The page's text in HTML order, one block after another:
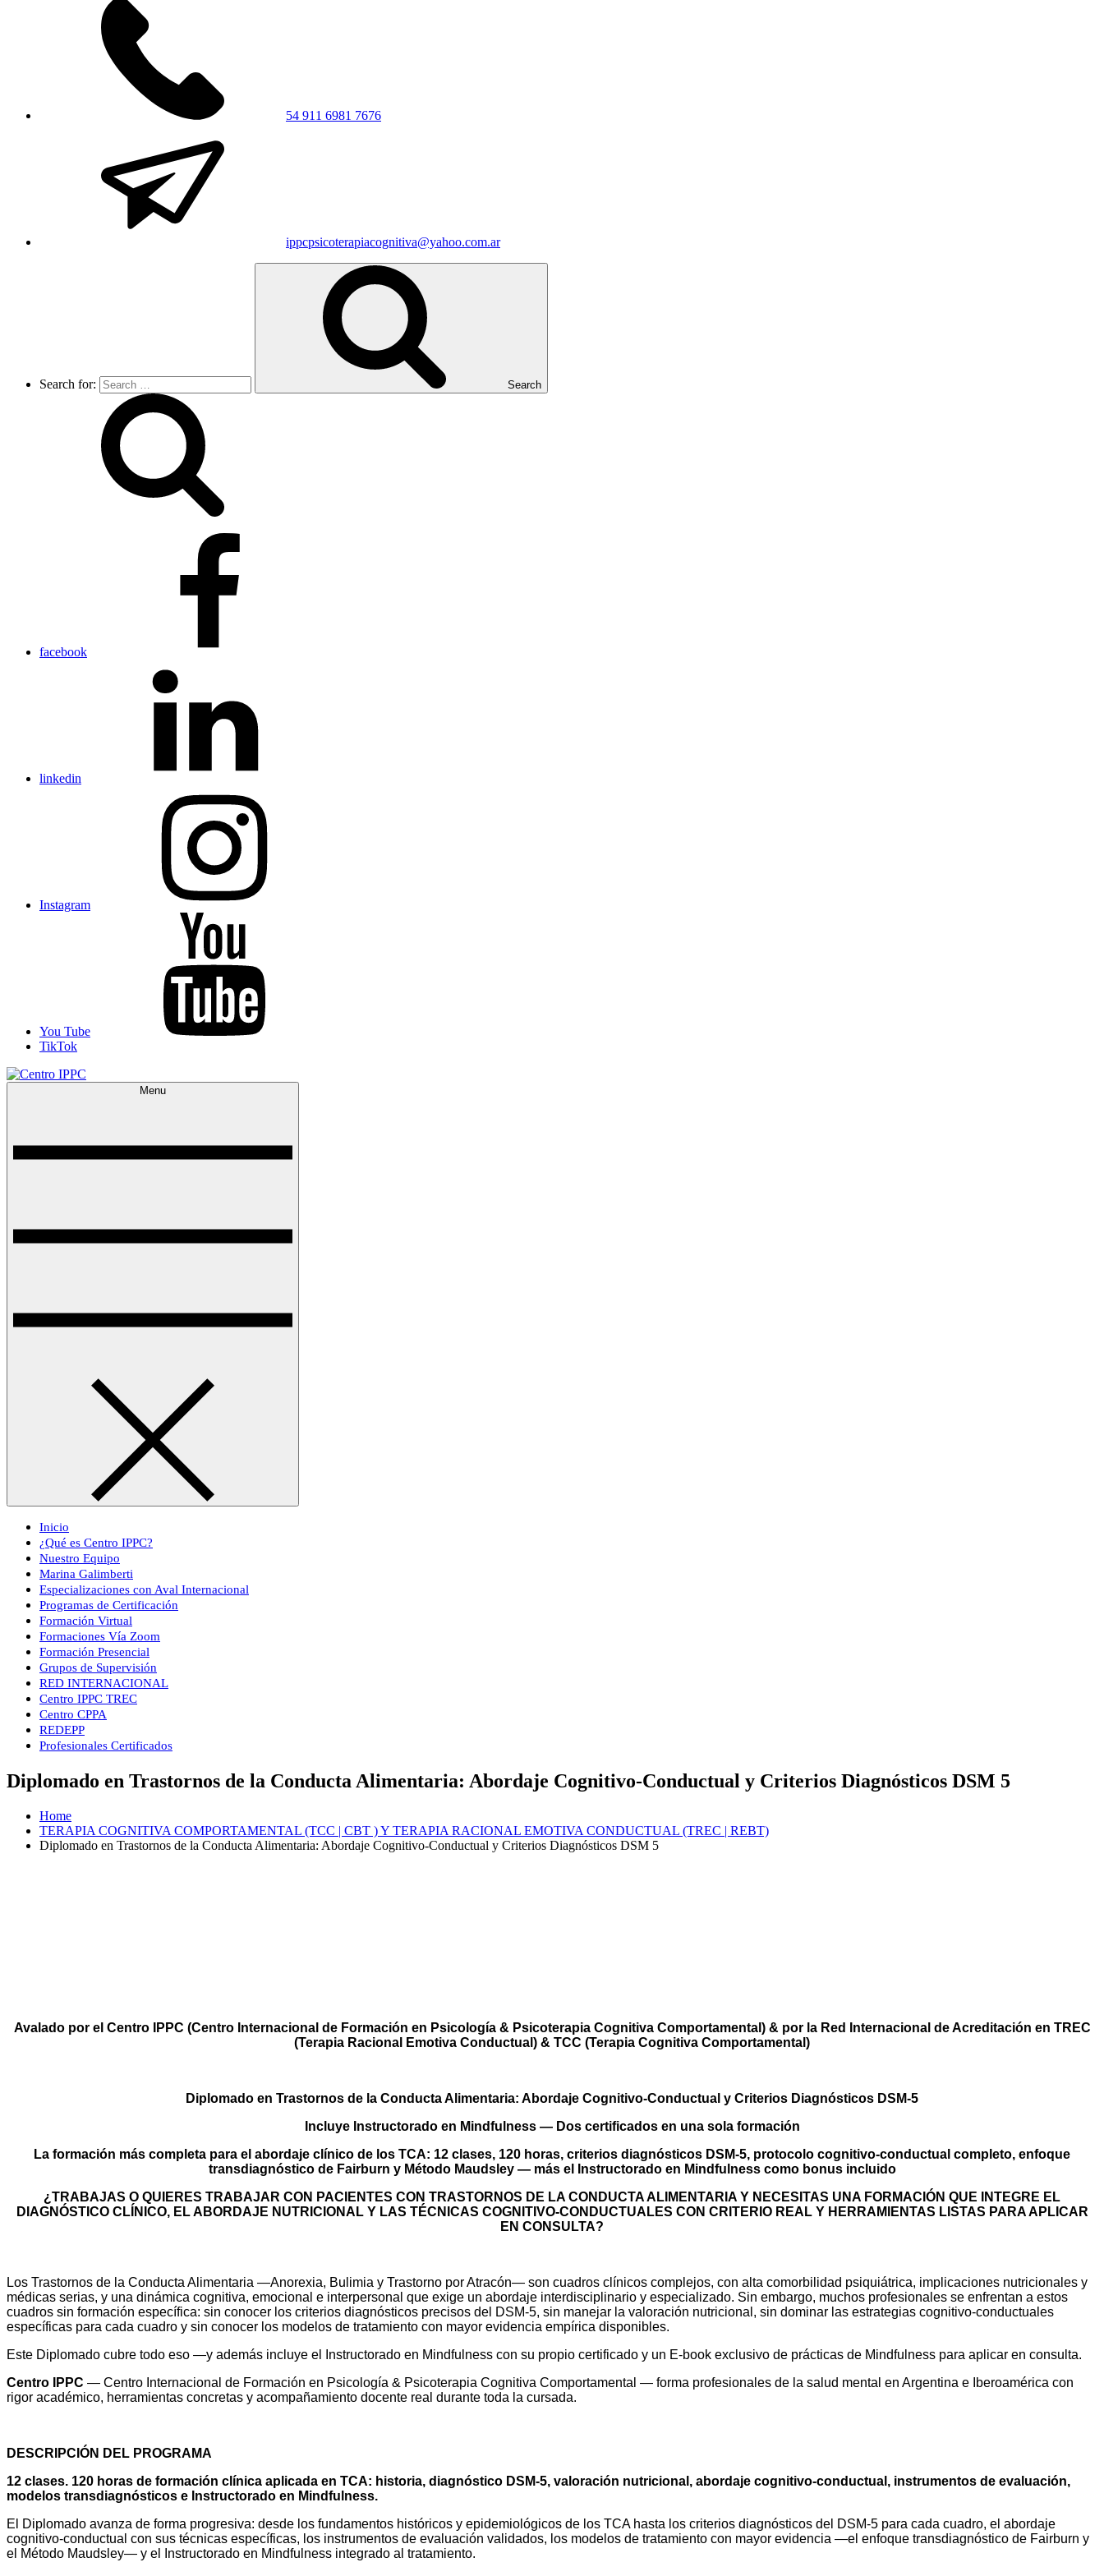
54 911 6981 7676
ippcpsicoterapiacognitiva@yahoo.com.ar
Search for: Search
facebook
linkedin
Instagram
You Tube
TikTok
Menu
Inicio
¿Qué es Centro IPPC?
Nuestro Equipo
Marina Galimberti
Especializaciones con Aval Internacional
Programas de Certificación
Formación Virtual
Formaciones Vía Zoom
Formación Presencial
Grupos de Supervisión
RED INTERNACIONAL
Centro IPPC TREC
Centro CPPA
REDEPP
Profesionales Certificados
Diplomado en Trastornos de la Conducta Alimentaria: Abordaje Cognitivo-Conductual y Criterios Diagnósticos DSM 5
Home
TERAPIA COGNITIVA COMPORTAMENTAL (TCC | CBT ) Y TERAPIA RACIONAL EMOTIVA CONDUCTUAL (TREC | REBT)
Diplomado en Trastornos de la Conducta Alimentaria: Abordaje Cognitivo-Conductual y Criterios Diagnósticos DSM 5
Avalado por el Centro IPPC (Centro Internacional de Formación en Psicología & Psicoterapia Cognitiva Comportamental) & por la Red Internacional de Acreditación en TREC
(Terapia Racional Emotiva Conductual) & TCC (Terapia Cognitiva Comportamental)
Diplomado en Trastornos de la Conducta Alimentaria: Abordaje Cognitivo-Conductual y Criterios Diagnósticos DSM-5
Incluye Instructorado en Mindfulness — Dos certificados en una sola formación
La formación más completa para el abordaje clínico de los TCA: 12 clases, 120 horas, criterios diagnósticos DSM-5, protocolo cognitivo-conductual completo, enfoque
transdiagnóstico de Fairburn y Método Maudsley — más el Instructorado en Mindfulness como bonus incluido
¿TRABAJAS O QUIERES TRABAJAR CON PACIENTES CON TRASTORNOS DE LA CONDUCTA ALIMENTARIA Y NECESITAS UNA FORMACIÓN QUE INTEGRE EL
DIAGNÓSTICO CLÍNICO, EL ABORDAJE NUTRICIONAL Y LAS TÉCNICAS COGNITIVO-CONDUCTUALES CON CRITERIO REAL Y HERRAMIENTAS LISTAS PARA APLICAR
EN CONSULTA?
Los Trastornos de la Conducta Alimentaria —Anorexia, Bulimia y Trastorno por Atracón— son cuadros clínicos complejos, con alta comorbilidad psiquiátrica, implicaciones nutricionales y
médicas serias, y una dinámica cognitiva, emocional e interpersonal que exige un abordaje interdisciplinario y especializado. Sin embargo, muchos profesionales se enfrentan a estos
cuadros sin formación específica: sin conocer los criterios diagnósticos precisos del DSM-5, sin manejar la valoración nutricional, sin dominar las estrategias cognitivo-conductuales
específicas para cada cuadro y sin conocer los modelos de tratamiento con mayor evidencia empírica disponibles.
Este Diplomado cubre todo eso —y además incluye el Instructorado en Mindfulness con su propio certificado y un E-book exclusivo de prácticas de Mindfulness para aplicar en consulta.
Centro IPPC — Centro Internacional de Formación en Psicología & Psicoterapia Cognitiva Comportamental — forma profesionales de la salud mental en Argentina e Iberoamérica con
rigor académico, herramientas concretas y acompañamiento docente real durante toda la cursada.
DESCRIPCIÓN DEL PROGRAMA
12 clases. 120 horas de formación clínica aplicada en TCA: historia, diagnóstico DSM-5, valoración nutricional, abordaje cognitivo-conductual, instrumentos de evaluación,
modelos transdiagnósticos e Instructorado en Mindfulness.
El Diplomado avanza de forma progresiva: desde los fundamentos históricos y epidemiológicos de los TCA hasta los criterios diagnósticos del DSM-5 para cada cuadro, el abordaje
cognitivo-conductual con sus técnicas específicas, los instrumentos de evaluación validados, los modelos de tratamiento con mayor evidencia —el enfoque transdiagnóstico de Fairburn y
el Método Maudsley— y el Instructorado en Mindfulness integrado al tratamiento.